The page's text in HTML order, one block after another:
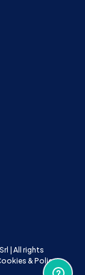
| All rights
& Policy